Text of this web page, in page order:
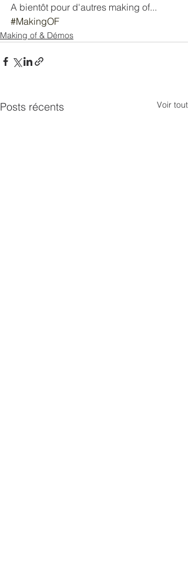
A bientôt pour d'autres making of...
#MakingOF
Making of & Démos
Posts récents Voir tout